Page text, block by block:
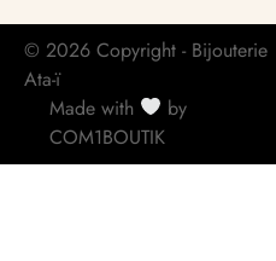
© 2026 Copyright - Bijouterie
Ata-ï
Made with
by
COM1BOUTIK